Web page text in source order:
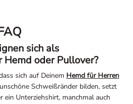
sich als
oder Pullover?
sich auf Deinem Hemd für Herren
Schweißränder bilden, setzt
ein Unterziehshirt, manchmal auch